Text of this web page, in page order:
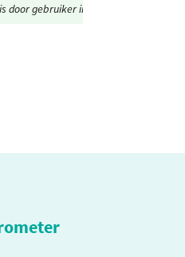
door gebruiker ingesteld.